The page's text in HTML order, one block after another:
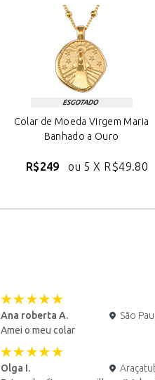
Colar de Moeda Virgem Maria
Banhado a Ouro
R$249 ou 5 X R$49.80
Ana roberta A. São
Amei o meu colar
Olga I.